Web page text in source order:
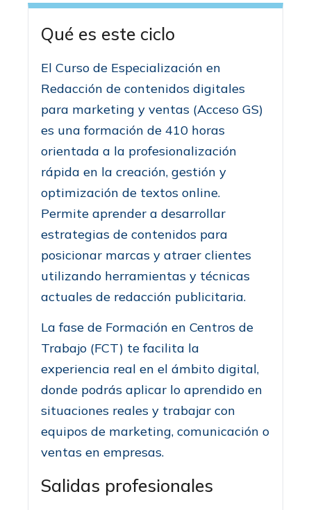
Qué es este ciclo
El Curso de Especialización en
Redacción de contenidos digitales
para marketing y ventas (Acceso GS)
es una formación de 410 horas
orientada a la profesionalización
rápida en la creación, gestión y
optimización de textos online.
Permite aprender a desarrollar
estrategias de contenidos para
posicionar marcas y atraer clientes
utilizando herramientas y técnicas
actuales de redacción publicitaria.
La fase de Formación en Centros de
Trabajo (FCT) te facilita la
experiencia real en el ámbito digital,
donde podrás aplicar lo aprendido en
situaciones reales y trabajar con
equipos de marketing, comunicación o
ventas en empresas.
Salidas profesionales